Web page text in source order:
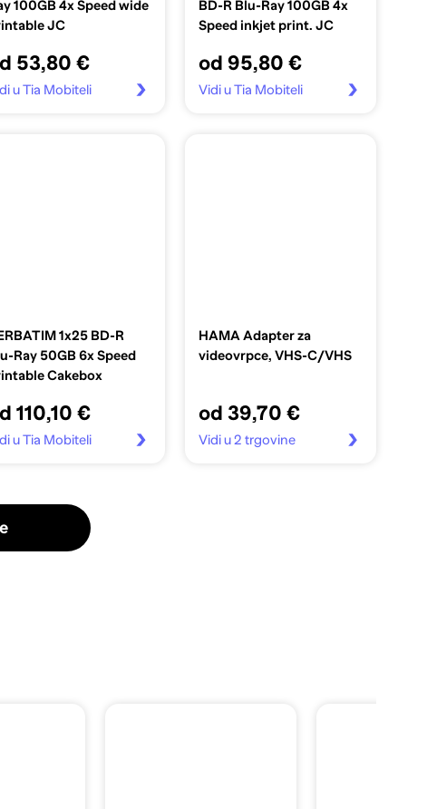
100GB 4x Speed wide
JC
53,80 €
u Tia Mobiteli
BD-R Blu-Ray 100GB 4x
Speed inkjet print. JC
od 95,80 €
Vidi u Tia Mobiteli
1x25 BD-R
Ray 50GB 6x Speed
Cakebox
110,10 €
u Tia Mobiteli
HAMA Adapter za
videovrpce, VHS-C/VHS
od 39,70 €
Vidi u 2 trgovine